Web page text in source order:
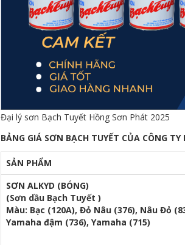
Đại lý sơn Bạch Tuyết Hồng Sơn Phát 2025
BẢNG GIÁ SƠN BẠCH TUYẾT CỦA CÔNG
SẢN PHẨM
SƠN ALKYD (BÓNG)
(Sơn dầu Bạch Tuyết )
Màu: Bạc (120A), Đỏ Nâu (376), Nâu Đỏ
Yamaha đậm (736), Yamaha (715)